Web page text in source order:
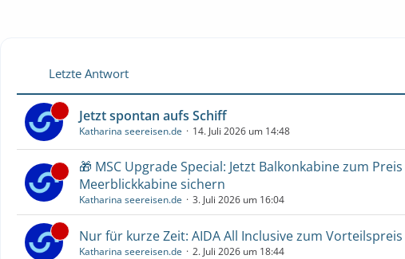
Letzte Antwort
Jetzt spontan aufs Schiff
Katharina seereisen.de 14. Juli 2026 um 14:48
🎁 MSC Upgrade Special: Jetzt Balkonkabine zum
Meerblickkabine sichern
Katharina seereisen.de 3. Juli 2026 um 16:04
Nur für kurze Zeit: AIDA All Inclusive zum Vorteilspreis
Katharina seereisen.de 2. Juli 2026 um 18:44